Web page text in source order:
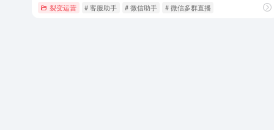
裂变运营 # 客服助手 # 微信助手 # 微信多群直播